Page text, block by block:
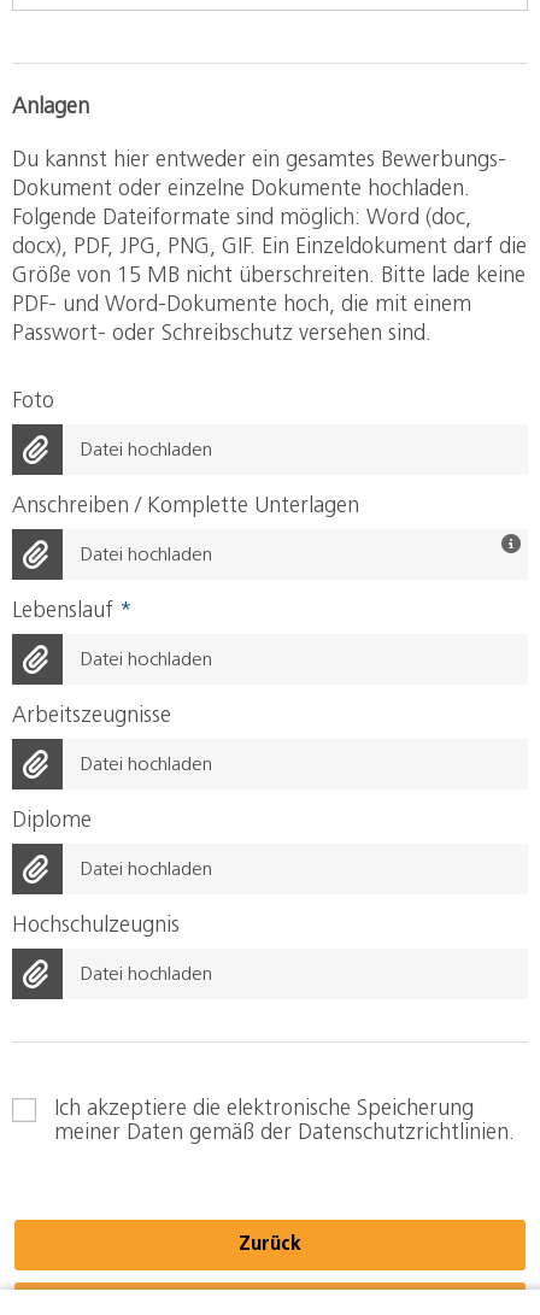
Anlagen
Du kannst hier entweder ein gesamtes Bewerbungs-
Dokument oder einzelne Dokumente hochladen.
Folgende Dateiformate sind möglich: Word (doc,
docx), PDF, JPG, PNG, GIF. Ein Einzeldokument darf die
Größe von 15 MB nicht überschreiten. Bitte lade keine
PDF- und Word-Dokumente hoch, die mit einem
Passwort- oder Schreibschutz versehen sind.
Foto
Datei hochladen
Anschreiben / Komplette Unterlagen
Datei hochladen
Lebenslauf *
Datei hochladen
Arbeitszeugnisse
Datei hochladen
Diplome
Datei hochladen
Hochschulzeugnis
Datei hochladen
Ich akzeptiere die elektronische Speicherung
meiner Daten gemäß der Datenschutzrichtlinien.
Zurück